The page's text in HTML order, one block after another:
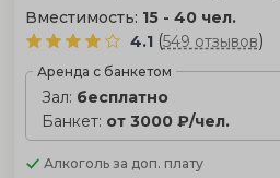
Вместимость: 15 - 40 чел.
4.1 (549 отзывов)
Аренда с банкетом
Зал: бесплатно
Банкет: от 3000 ₽/чел.
Алкоголь за доп. плату